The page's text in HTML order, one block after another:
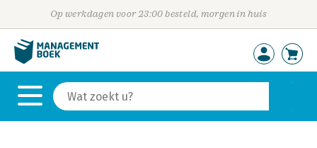
Op werkdagen voor 23:00 besteld, morgen in huis